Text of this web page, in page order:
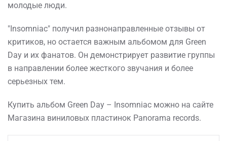
молодые люди.
"Insomniac" получил разнонаправленные отзывы от
критиков, но остается важным альбомом для Green
Day и их фанатов. Он демонстрирует развитие группы
в направлении более жесткого звучания и более
серьезных тем.
Купить альбом Green Day – Insomniac можно на сайте
Магазина виниловых пластинок Panorama records.